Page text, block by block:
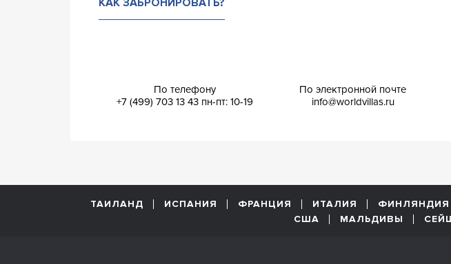
По телефону
+7 (499) 703 13 43 пн-пт: 10-19
По электронной почте
info@worldvillas.ru
ТАИЛАНД ИСПАНИЯ ФРАНЦИЯ ИТАЛИЯ ФИНЛЯНДИЯ
США
МАЛЬДИВЫ